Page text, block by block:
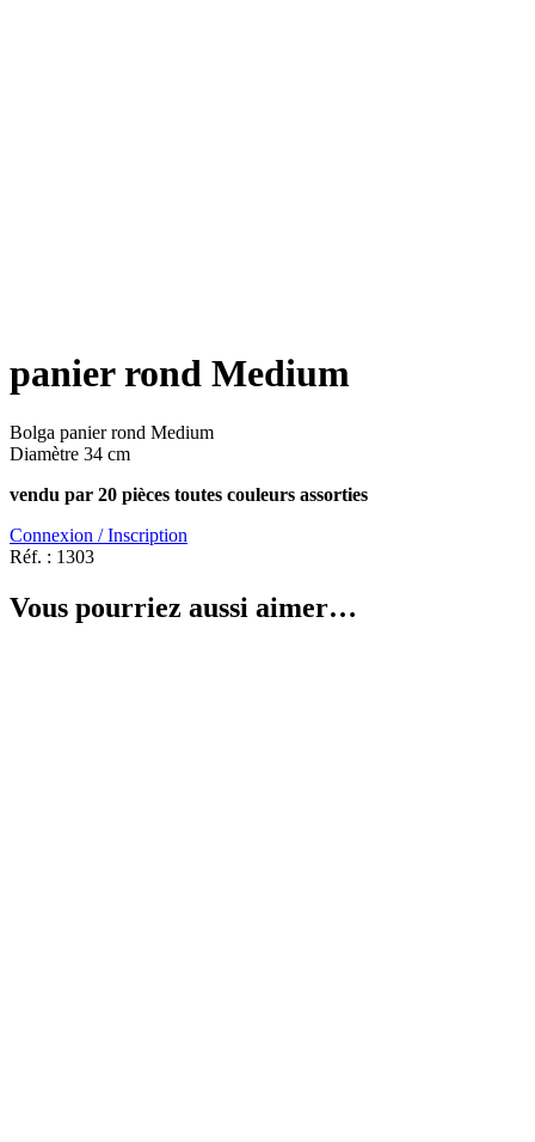
panier rond Medium
Bolga panier rond Medium
Diamètre 34 cm
vendu par 20 pièces toutes couleurs assorties
Connexion / Inscription
Réf. : 1303
Vous pourriez aussi aimer…